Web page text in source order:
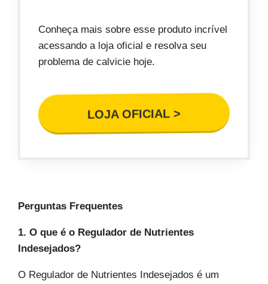
Conheça mais sobre esse produto incrível
acessando a loja oficial e resolva seu
problema de calvicie hoje.
LOJA OFICIAL >
Perguntas Frequentes
1. O que é o Regulador de Nutrientes
Indesejados?
O Regulador de Nutrientes Indesejados é um